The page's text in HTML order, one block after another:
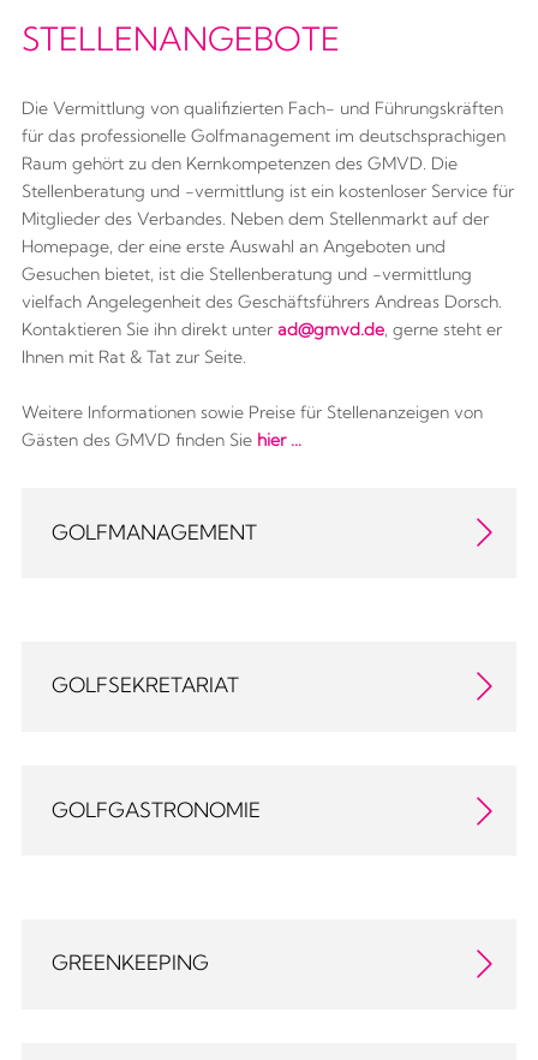
STELLENANGEBOTE
Die Vermittlung von qualifizierten Fach- und Führungskräften
für das professionelle Golfmanagement im deutschsprachigen
Raum gehört zu den Kernkompetenzen des GMVD. Die
Stellenberatung und -vermittlung ist ein kostenloser Service für
Mitglieder des Verbandes. Neben dem Stellenmarkt auf der
Homepage, der eine erste Auswahl an Angeboten und
Gesuchen bietet, ist die Stellenberatung und -vermittlung
vielfach Angelegenheit des Geschäftsführers Andreas Dorsch.
Kontaktieren Sie ihn direkt unter ad@gmvd.de, gerne steht er
Ihnen mit Rat & Tat zur Seite.
Weitere Informationen sowie Preise für Stellenanzeigen von
Gästen des GMVD finden Sie hier ...
GOLFMANAGEMENT
GOLFSEKRETARIAT
GOLFGASTRONOMIE
GREENKEEPING